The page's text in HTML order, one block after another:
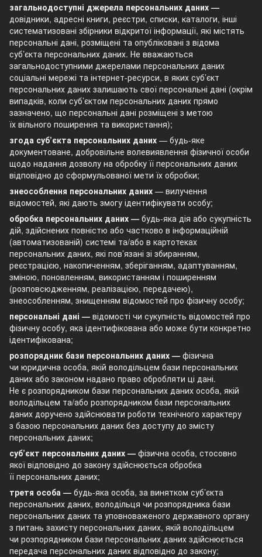
загальнодоступні джерела персональних даних —
довідники, адресні книги, реєстри, списки, каталоги, інші
систематизовані збірники відкритої інформації, які містять
персональні дані, розміщені та опубліковані з відома
суб’єкта персональних даних. Не вважаються
загальнодоступними джерелами персональних даних
соціальні мережі та інтернет-ресурси, в яких суб’єкт
персональних даних залишають свої персональні дані (окрім
випадків, коли суб’єктом персональних даних прямо
зазначено, що персональні дані розміщені з метою
їх вільного поширення та використання);
згода суб’єкта персональних даних — будь-яке
документоване, добровільне волевиявлення фізичної особи
щодо надання дозволу на обробку її персональних даних
відповідно до сформульованої мети їх обробки;
знеособлення персональних даних — вилучення
відомостей, які дають змогу ідентифікувати особу;
обробка персональних даних — будь-яка дія або сукупність
дій, здійснених повністю або частково в інформаційній
(автоматизованій) системі та/або в картотеках
персональних даних, які пов’язані зі збиранням,
реєстрацією, накопиченням, зберіганням, адаптуванням,
зміною, поновленням, використанням і поширенням
(розповсюдженням, реалізацією, передачею),
знеособленням, знищенням відомостей про фізичну особу;
персональні дані — відомості чи сукупність відомостей про
фізичну особу, яка ідентифікована або може бути конкретно
ідентифікована;
розпорядник бази персональних даних — фізична
чи юридична особа, якій володільцем бази персональних
даних або законом надано право обробляти ці дані.
Не є розпорядником бази персональних даних особа, якій
володільцем та/або розпорядником бази персональних
даних доручено здійснювати роботи технічного характеру
з базою персональних даних без доступу до змісту
персональних даних;
суб’єкт персональних даних — фізична особа, стосовно
якої відповідно до закону здійснюється обробка
її персональних даних;
третя особа — будь-яка особа, за винятком суб’єкта
персональних даних, володільця чи розпорядника бази
персональних даних та уповноваженого державного органу
з питань захисту персональних даних, якій володільцем
чи розпорядником бази персональних даних здійснюється
передача персональних даних відповідно до закону;